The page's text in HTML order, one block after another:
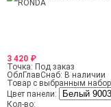
3 420 ₽
Точка: Под заказ
ОблГлавСнаб: В наличии
Товар с выбранным
Цвет панели:
Кол-во: